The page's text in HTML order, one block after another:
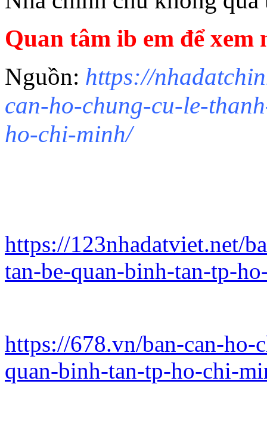
Quan tâm ib em để
Nguồn: https://
can-ho-chung-cu-le-
ho-chi-minh/
https://123nhadatviet.net/
tan-be-quan-binh-tan-tp-
https://678.vn/ban-can-ho-
quan-binh-tan-tp-ho-chi-